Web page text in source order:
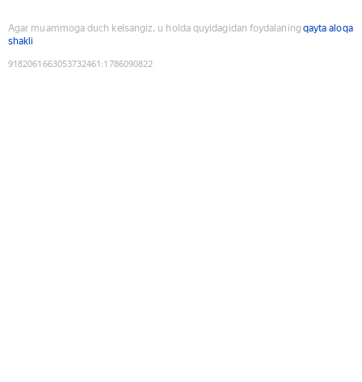
Agar muammoga duch kelsangiz, u holda quyidagidan foydalaning qayta aloqa
shakli
9182061663053732461 :1786090822